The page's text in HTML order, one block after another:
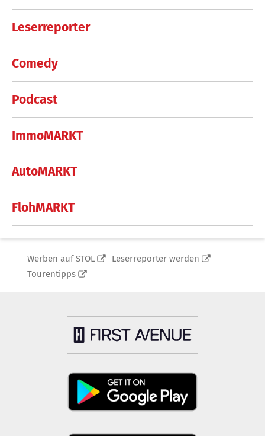
Leserreporter
Comedy
Podcast
ImmoMARKT
AutoMARKT
FlohMARKT
Werben auf STOL
Leserreporter werden
Tourentipps